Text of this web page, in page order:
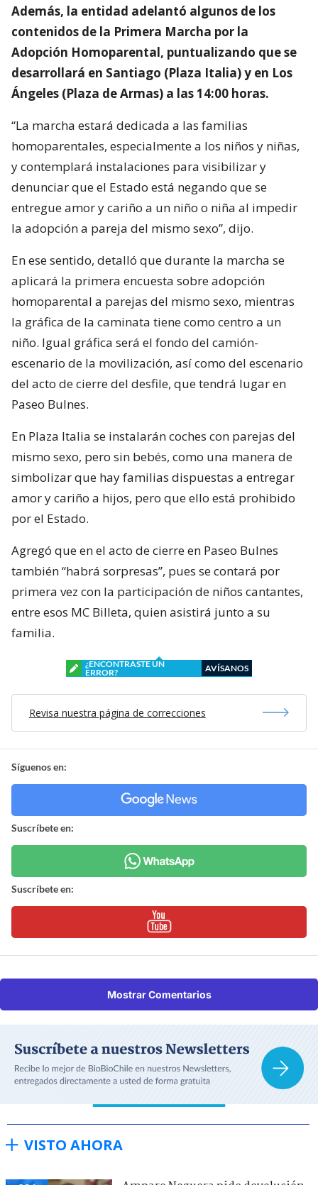
Además, la entidad adelantó algunos de los
contenidos de la Primera Marcha por la
Adopción Homoparental, puntualizando que se
desarrollará en Santiago (Plaza Italia) y en Los
Ángeles (Plaza de Armas) a las 14:00 horas.
“La marcha estará dedicada a las familias
homoparentales, especialmente a los niños y niñas,
y contemplará instalaciones para visibilizar y
denunciar que el Estado está negando que se
entregue amor y cariño a un niño o niña al impedir
la adopción a pareja del mismo sexo”, dijo.
En ese sentido, detalló que durante la marcha se
aplicará la primera encuesta sobre adopción
homoparental a parejas del mismo sexo, mientras
la gráfica de la caminata tiene como centro a un
niño. Igual gráfica será el fondo del camión-
escenario de la movilización, así como del escenario
del acto de cierre del desfile, que tendrá lugar en
Paseo Bulnes.
En Plaza Italia se instalarán coches con parejas del
mismo sexo, pero sin bebés, como una manera de
simbolizar que hay familias dispuestas a entregar
amor y cariño a hijos, pero que ello está prohibido
por el Estado.
Agregó que en el acto de cierre en Paseo Bulnes
también “habrá sorpresas”, pues se contará por
primera vez con la participación de niños cantantes,
entre esos MC Billeta, quien asistirá junto a su
familia.
¿ENCONTRASTE UN
ERROR?
AVÍSANOS
Revisa nuestra página de correcciones
Síguenos en:
Suscríbete en:
Suscríbete en:
Mostrar Comentarios
VISTO AHORA